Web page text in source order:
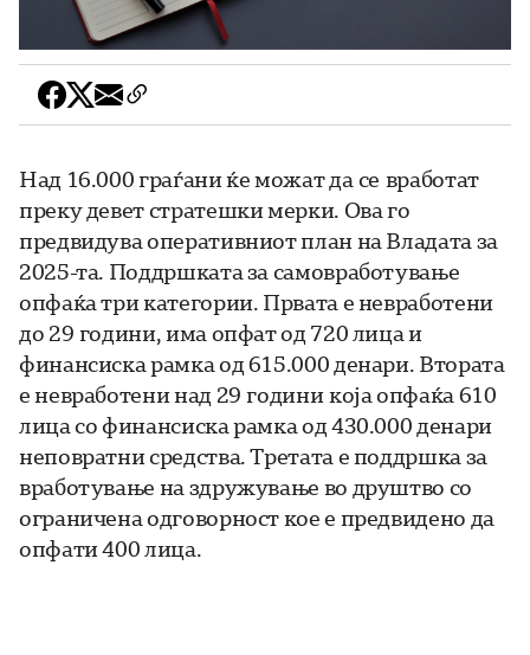
Над 16.000 граѓани ќе можат да се вработат
преку девет стратешки мерки. Ова го
предвидува оперативниот план на Владата за
2025-та. Поддршката за самовработување
опфаќа три категории. Првата е невработени
до 29 години, има опфат од 720 лица и
финансиска рамка од 615.000 денари. Втората
е невработени над 29 години која опфаќа 610
лица со финансиска рамка од 430.000 денари
неповратни средства. Третата е поддршка за
вработување на здружување во друштво со
ограничена одговорност кое е предвидено да
опфати 400 лица.